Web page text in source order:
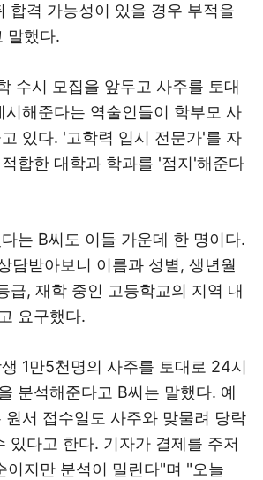
합격 가능성이 있을 경우 부적을
말했다.
수시 모집을 앞두고 사주를 토대
시해준다는 역술인들이 학부모 사
있다. '고학력 입시 전문가'를 자
합한 대학과 학과를 '점지'해준다
는 B씨도 이들 가운데 한 명이다.
담받아보니 이름과 성별, 생년월
급, 재학 중인 고등학교의 지역 내
요구했다.
1만5천명의 사주를 토대로 24시
분석해준다고 B씨는 말했다. 예
원서 접수일도 사주와 맞물려 당락
있다고 한다. 기자가 결제를 주저
이지만 분석이 밀린다"며 "오늘